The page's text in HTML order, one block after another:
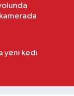
yeni kedi